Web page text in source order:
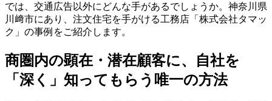
では、交通広告以外にどんな手があるでしょうか。神奈川県
川﨑市にあり、注文住宅を手がける工務店「株式会社タマッ
ク」の事例をご紹介します。
商圏内の顕在・潜在顧客に、自社を
「深く」知ってもらう唯一の方法